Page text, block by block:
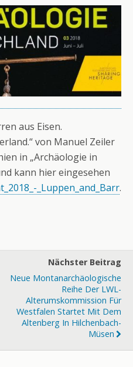
aus Eisen.
von Manuel Zeiler
in „Archäologie in
kann hier eingesehen
_Luppen_and_Barr.
Nächster Beitrag
Neue Montanarchäologische
Reihe Der LWL-
Alterumskommission Für
Westfalen Startet Mit Dem
Altenberg In Hilchenbach-
Müsen